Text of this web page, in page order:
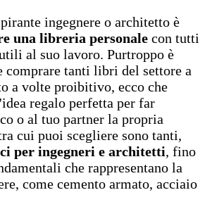
ingegnere o architetto è
una libreria personale con tutti
al suo lavoro. Purtroppo è
comprare tanti libri del settore a
a volte proibitivo, ecco che
regalo perfetta per far
o al tuo partner la propria
cui puoi scegliere sono tanti,
per ingegneri e architetti, fino
che rappresentano la
come cemento armato, acciaio